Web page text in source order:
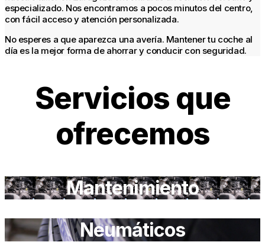
especializado. Nos encontramos a pocos minutos del centro,
con fácil acceso y atención personalizada.
No esperes a que aparezca una avería. Mantener tu coche al
día es la mejor forma de ahorrar y conducir con seguridad.
Servicios que
ofrecemos
Mantenimiento
Neumáticos